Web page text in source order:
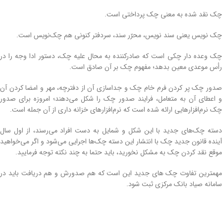
چک نقد شده به معنی چک پرداختی است.
چک نویس یعنی سند نویس، محرّر سند، سردفتر کنونی هم چک‌نویس است.
چک وعده دار چکی است که صادرکننده به محال علیه چک، دستور ادا وجه را در
رأس موعدی معین بدهد؛ مفهوم چک بر آن صادق است.
صدور چک پر کردن فرم خام چک و جداسازی آن از دفترچه، مهر و امضا کردن آن
و اعطای آن به متعامل، فرایند صدور چک را شکل می‌دهند؛ امروزه برای صدور
چک نرم‌افزارهایی ارائه شده‌ است که نرم‌افزارهای خزانه داری از آن جمله‌ است.
دسته چک‌های جدید با این شکل و شمایل به دست افراد می‌رسند، از اول سال
آینده قانون جدید چک با انتشار این دسته چک‌ها اجرایی می‌شود و اگر می‌خواهید
موقع نقد کردن چک به مشکل نخورید، باید حتما به چند نکته توجه فرمایید.
مهمترین تفاوت چک های جدید این است که هم صدورش و هم دریافت باید در
سامانه صیاد بانک مرکزی ثبت شود.